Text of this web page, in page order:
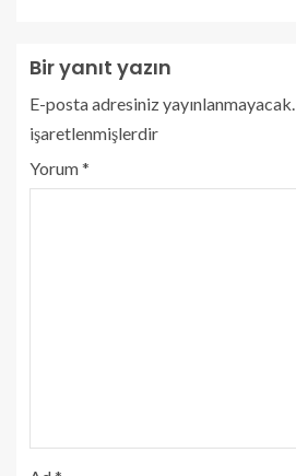
Bir yanıt yazın
E-posta adresiniz yayınlanmayacak.
işaretlenmişlerdir
Yorum*